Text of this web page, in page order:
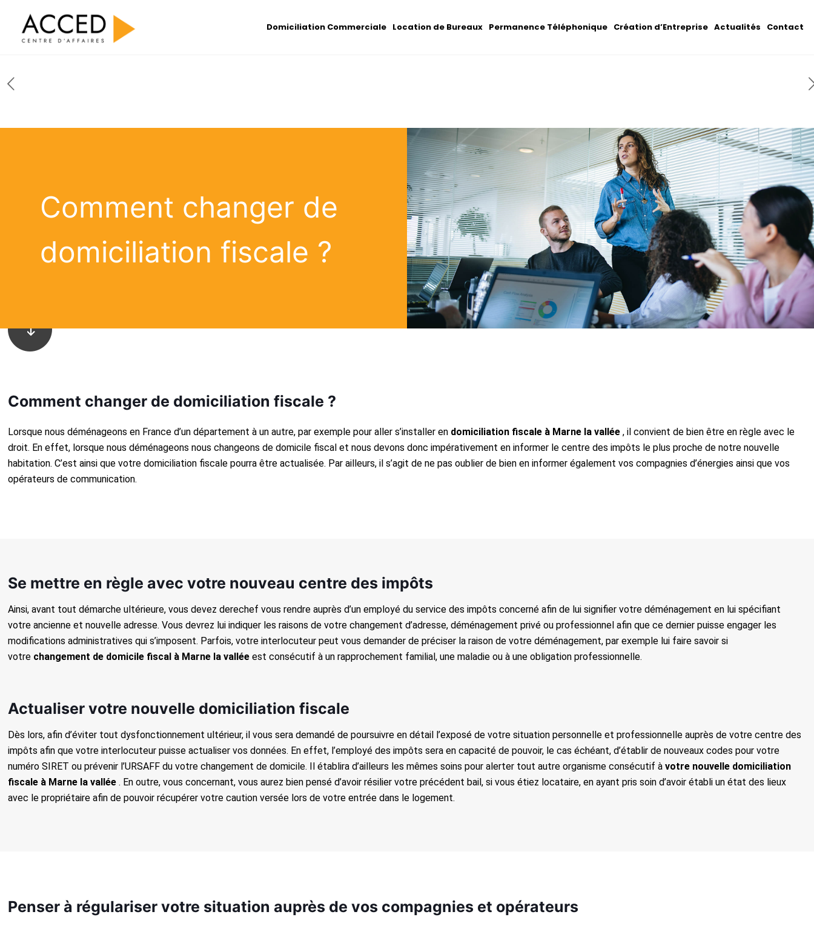
Domiciliation Commerciale Location de Bureaux Permanence Téléphonique Création d’Entreprise Actualités Contact
Comment changer de
domiciliation fiscale ?
Comment changer de domiciliation fiscale ?
Lorsque nous déménageons en France d’un département à un autre, par exemple pour aller s’installer en domiciliation fiscale à Marne la vallée , il convient de bien être en règle avec le
droit. En effet, lorsque nous déménageons nous changeons de domicile fiscal et nous devons donc impérativement en informer le centre des impôts le plus proche de notre nouvelle
habitation. C’est ainsi que votre domiciliation fiscale pourra être actualisée. Par ailleurs, il s’agit de ne pas oublier de bien en informer également vos compagnies d’énergies ainsi que vos
opérateurs de communication.
Se mettre en règle avec votre nouveau centre des impôts
Ainsi, avant tout démarche ultérieure, vous devez derechef vous rendre auprès d’un employé du service des impôts concerné afin de lui signifier votre déménagement en lui spécifiant
votre ancienne et nouvelle adresse. Vous devrez lui indiquer les raisons de votre changement d’adresse, déménagement privé ou professionnel afin que ce dernier puisse engager les
modifications administratives qui s’imposent. Parfois, votre interlocuteur peut vous demander de préciser la raison de votre déménagement, par exemple lui faire savoir si
votre changement de domicile fiscal à Marne la vallée est consécutif à un rapprochement familial, une maladie ou à une obligation professionnelle.
Actualiser votre nouvelle domiciliation fiscale
Dès lors, afin d’éviter tout dysfonctionnement ultérieur, il vous sera demandé de poursuivre en détail l’exposé de votre situation personnelle et professionnelle auprès de votre centre des
impôts afin que votre interlocuteur puisse actualiser vos données. En effet, l’employé des impôts sera en capacité de pouvoir, le cas échéant, d’établir de nouveaux codes pour votre
numéro SIRET ou prévenir l’URSAFF du votre changement de domicile. Il établira d’ailleurs les mêmes soins pour alerter tout autre organisme consécutif àvotre nouvelle domiciliation
fiscale à Marne la vallée . En outre, vous concernant, vous aurez bien pensé d’avoir résilier votre précédent bail, si vous étiez locataire, en ayant pris soin d’avoir établi un état des lieux
avec le propriétaire afin de pouvoir récupérer votre caution versée lors de votre entrée dans le logement.
Penser à régulariser votre situation auprès de vos compagnies et opérateurs